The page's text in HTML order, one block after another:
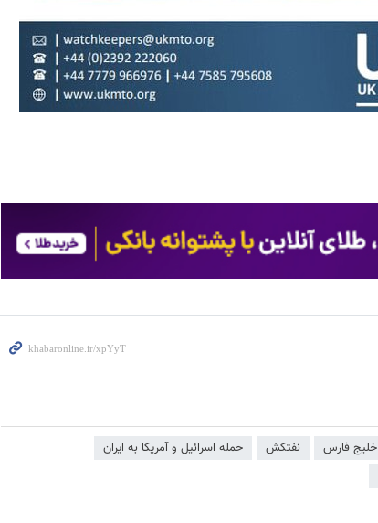
خلیج فارس نفتکش
حمله اسرائیل و آمریکا به ایران